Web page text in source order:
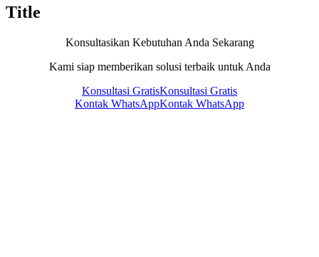
Title
Konsultasikan Kebutuhan Anda Sekarang
Kami siap memberikan solusi terbaik untuk Anda
Konsultasi GratisKonsultasi Gratis
Kontak WhatsAppKontak WhatsApp